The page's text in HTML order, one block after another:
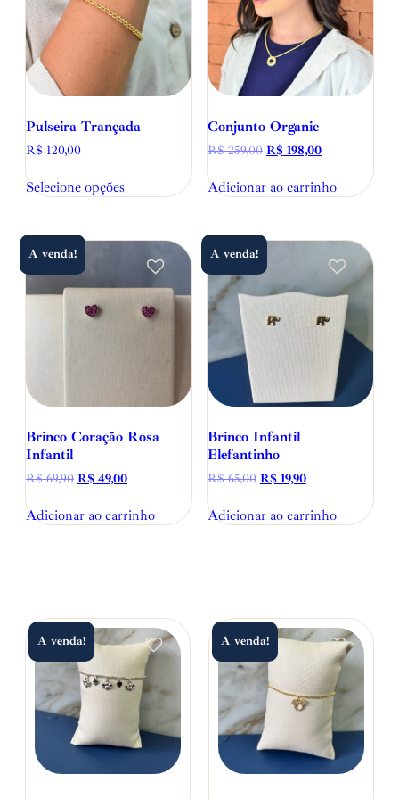
Pulseira Trançada
R$ 120,00
Selecione opções
Conjunto Organic
R$259,00 R$198,00
Adicionar ao carrinho
A venda!
Brinco Coração Rosa
Infantil
R$69,90 R$ 49,00
Adicionar ao carrinho
A venda!
Brinco Infantil
Elefantinho
R$65,00 R$19,90
Adicionar ao carrinho
A venda! A venda!